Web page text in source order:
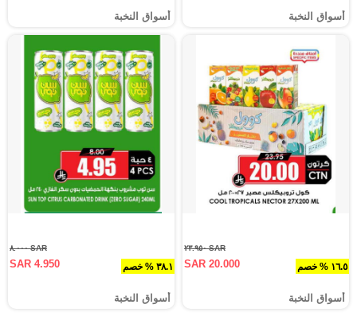
أسواق النخبة أسواق النخبة
١٦.٥ % خصم
SAR ٢٣.٩٥٠
SAR 20.000
أسواق النخبة
٣٨.١ % خصم
SAR ٨.٠٠٠
SAR 4.950
أسواق النخبة